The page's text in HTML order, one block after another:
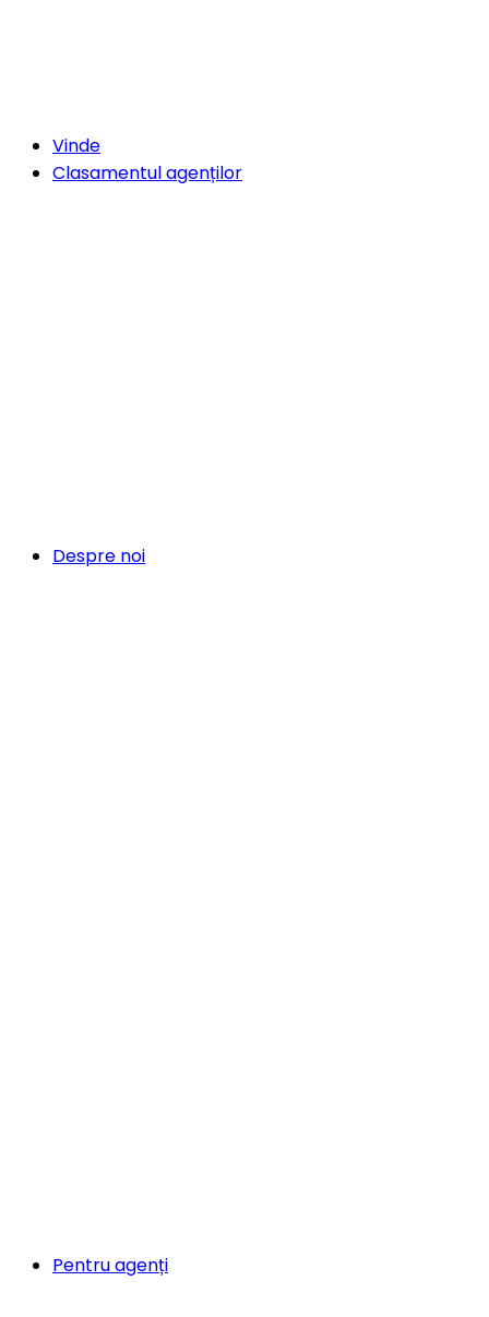
Vinde
Clasamentul agenților
Despre noi
Pentru agenți